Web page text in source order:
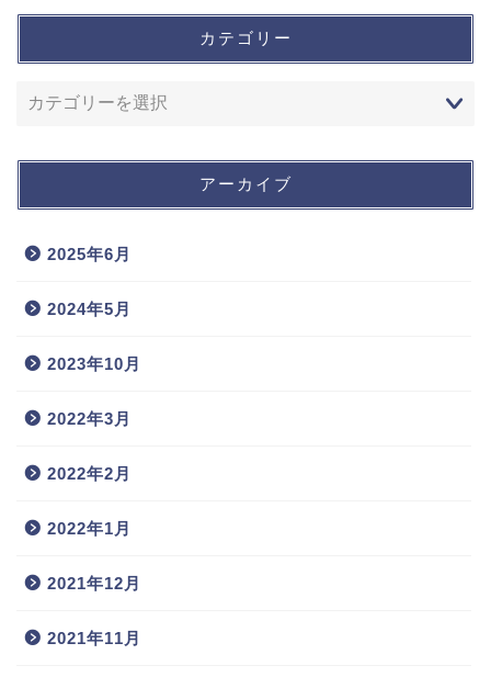
カテゴリー
アーカイブ
2025年6月
2024年5月
2023年10月
2022年3月
2022年2月
2022年1月
2021年12月
2021年11月